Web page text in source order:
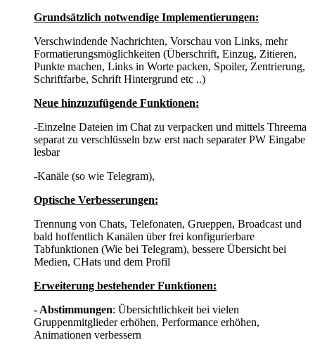
Grundsätzlich notwendige Implementierungen:
Verschwindende Nachrichten, Vorschau von Links, mehr
Formatierungsmöglichkeiten (Überschrift, Einzug, Zitieren,
Punkte machen, Links in Worte packen, Spoiler, Zentrierung,
Schriftfarbe, Schrift Hintergrund etc ..)
Neue hinzuzufügende Funktionen:
-Einzelne Dateien im Chat zu verpacken und mittels Threema
separat zu verschlüsseln bzw erst nach separater PW Eingabe
lesbar
-Kanäle (so wie Telegram),
Optische Verbesserungen:
Trennung von Chats, Telefonaten, Grueppen, Broadcast und
bald hoffentlich Kanälen über frei konfigurierbare
Tabfunktionen (Wie bei Telegram), bessere Übersicht bei
Medien, CHats und dem Profil
Erweiterung bestehender Funktionen:
- Abstimmungen: Übersichtlichkeit bei vielen
Gruppenmitglieder erhöhen, Performance erhöhen,
Animationen verbessern